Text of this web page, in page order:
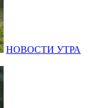
НОВОСТИ УТРА